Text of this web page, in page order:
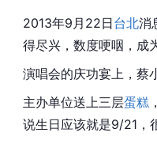
2013年9月22日台北消
得尽兴，数度哽咽，成
演唱会的庆功宴上，蔡
主办单位送上三层蛋糕
说生日应该就是9/21，